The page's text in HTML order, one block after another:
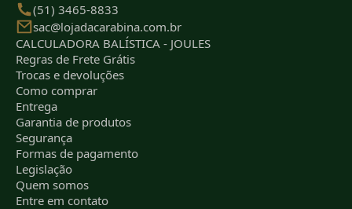
(51) 3465-8833
sac@lojadacarabina.com.br
CALCULADORA BALÍSTICA - JOULES
Regras de Frete Grátis
Trocas e devoluções
Como comprar
Entrega
Garantia de produtos
Segurança
Formas de pagamento
Legislação
Quem somos
Entre em contato